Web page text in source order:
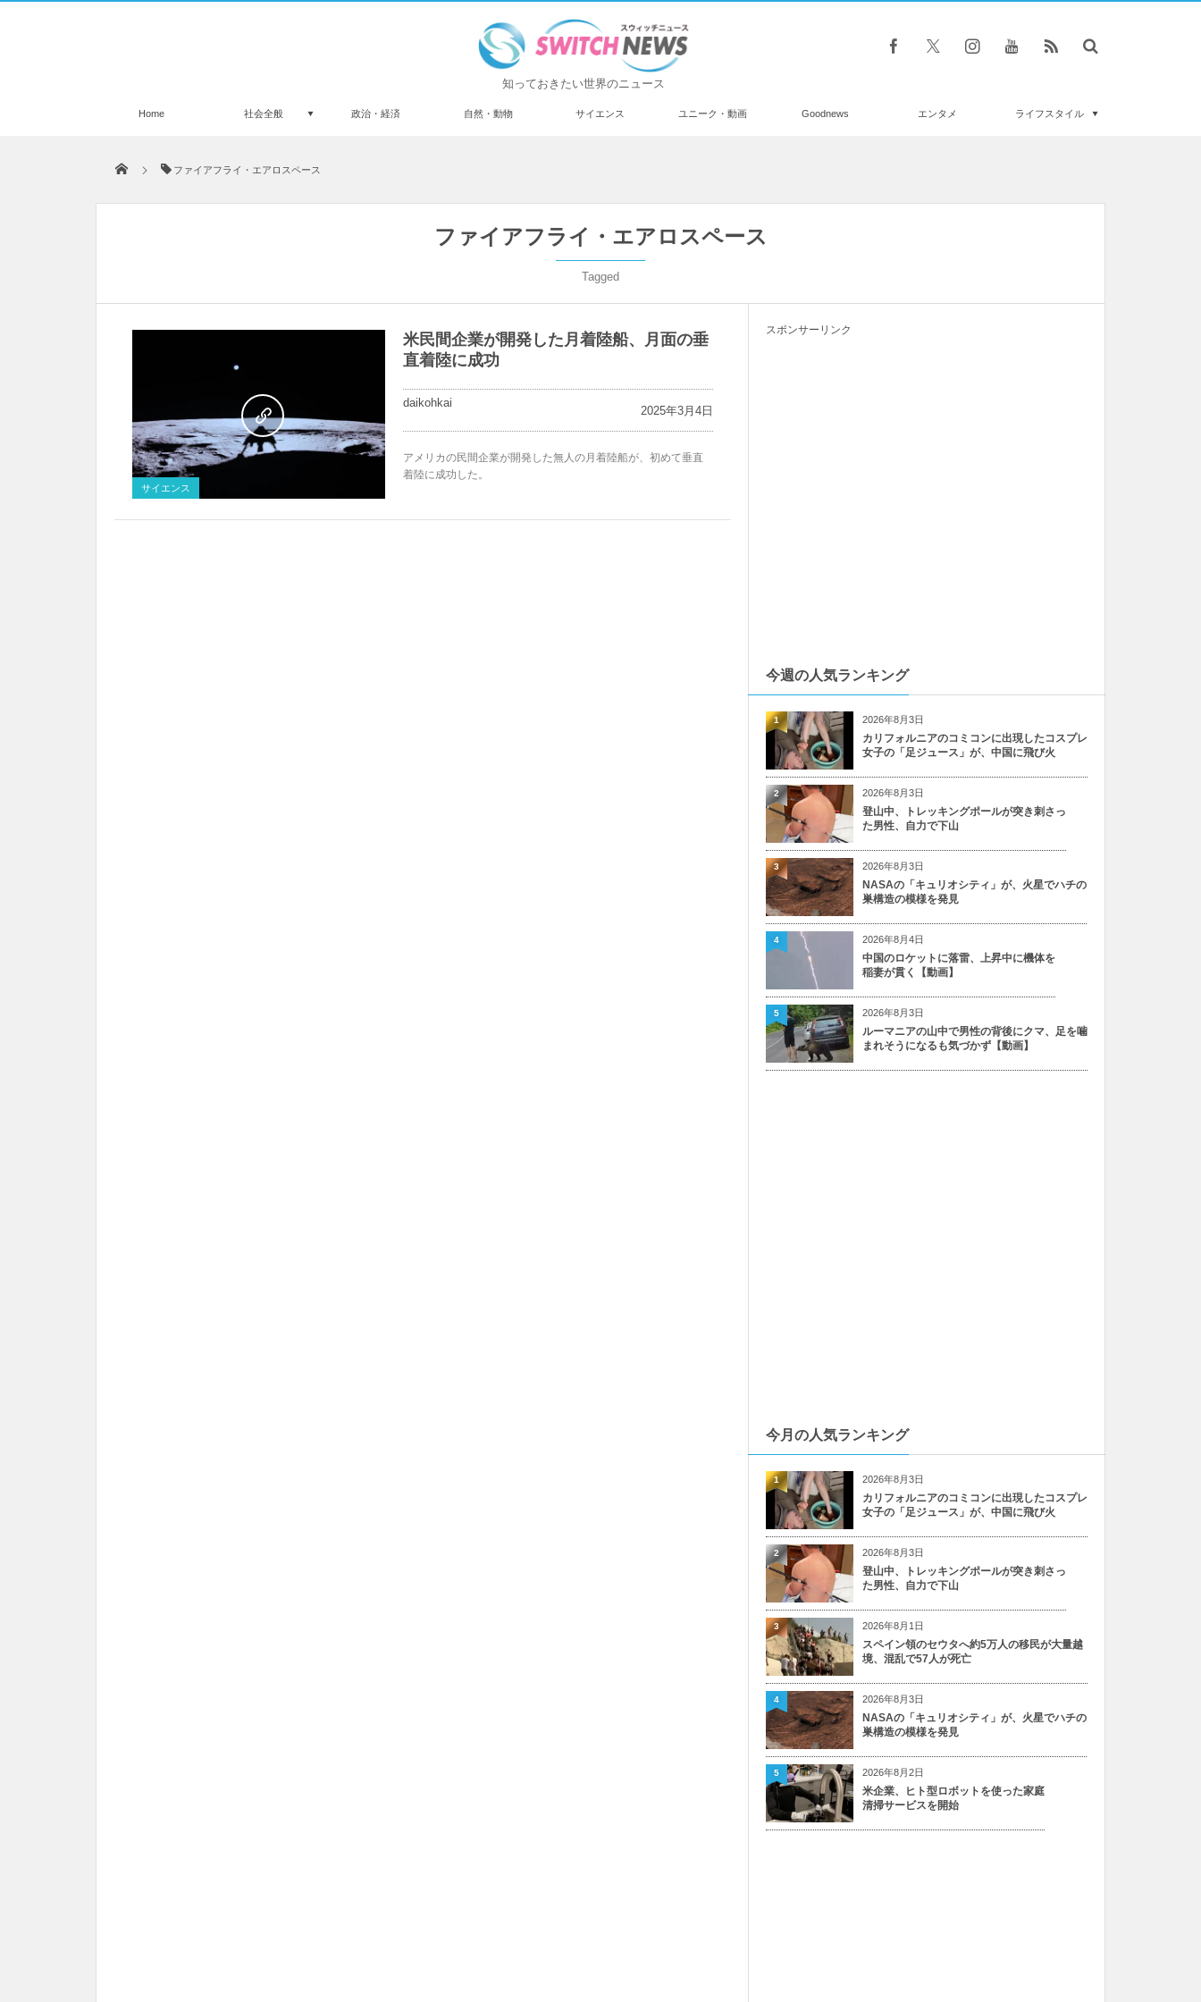
知っておきたい世界のニュース
Home 社会全般 政治・経済 自然・動物 サイエンス ユニーク・動画 Goodnews エンタメ ライフスタイル
ファイアフライ・エアロスペース
ファイアフライ・エアロスペース
Tagged
サイエンス
米民間企業が開発した月着陸船、月面の垂
直着陸に成功
daikohkai
2025年3月4日
アメリカの民間企業が開発した無人の月着陸船が、初めて垂直
着陸に成功した。
スポンサーリンク
今週の人気ランキング
2026年8月3日
カリフォルニアのコミコンに出現したコスプレ
女子の「足ジュース」が、中国に飛び火
1
2026年8月3日
登山中、トレッキングポールが突き刺さっ
た男性、自力で下山
2
2026年8月3日
NASAの「キュリオシティ」が、火星でハチの
巣構造の模様を発見
3
2026年8月4日
中国のロケットに落雷、上昇中に機体を
稲妻が貫く【動画】
4
2026年8月3日
ルーマニアの山中で男性の背後にクマ、足を噛
まれそうになるも気づかず【動画】
5
今月の人気ランキング
2026年8月3日
カリフォルニアのコミコンに出現したコスプレ
女子の「足ジュース」が、中国に飛び火
1
2026年8月3日
登山中、トレッキングポールが突き刺さっ
た男性、自力で下山
2
2026年8月1日
スペイン領のセウタへ約5万人の移民が大量越
境、混乱で57人が死亡
3
2026年8月3日
NASAの「キュリオシティ」が、火星でハチの
巣構造の模様を発見
4
2026年8月2日
米企業、ヒト型ロボットを使った家庭
清掃サービスを開始
5